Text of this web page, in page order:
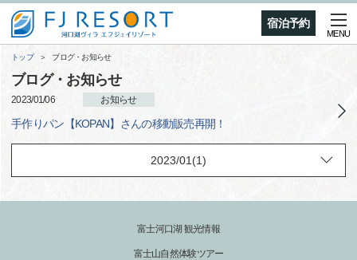
宿泊予約
MENU
トップ ブログ・お知らせ
ブログ・お知らせ
2023/01/06 お知らせ
手作りパン【KOPAN】さんの移動販売再開！
富士河口湖 観光情報
富士山自然体験ツアー